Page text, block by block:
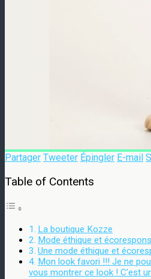
Partager Tweeter Épingler E-mail
Table of Contents
La boutique Kozze
Mode éthique et
Une mode éthique et
Mon look favori !!! Je ne
vous montrer ce look ! C’est